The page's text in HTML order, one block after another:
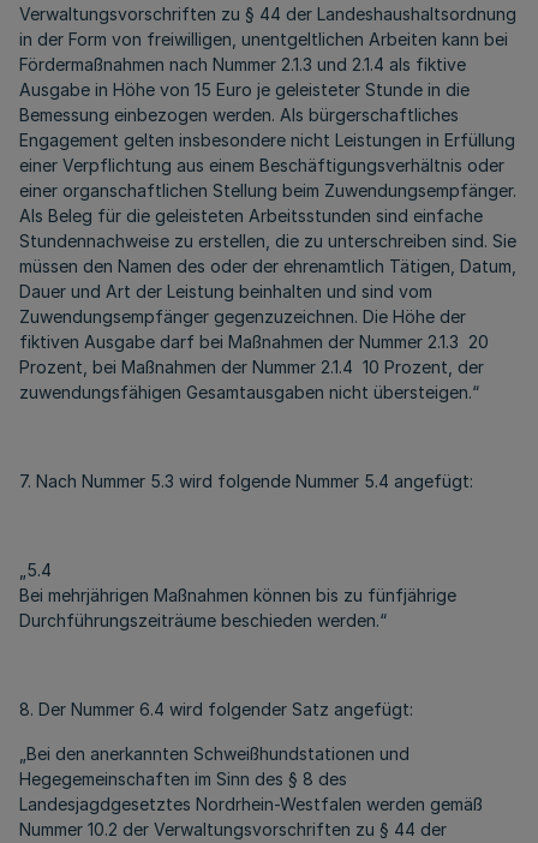
Verwaltungsvorschriften zu § 44 der Landeshaushaltsordnung
in der Form von freiwilligen, unentgeltlichen Arbeiten kann bei
Fördermaßnahmen nach Nummer 2.1.3 und 2.1.4 als fiktive
Ausgabe in Höhe von 15 Euro je geleisteter Stunde in die
Bemessung einbezogen werden. Als bürgerschaftliches
Engagement gelten insbesondere nicht Leistungen in Erfüllung
einer Verpflichtung aus einem Beschäftigungsverhältnis oder
einer organschaftlichen Stellung beim Zuwendungsempfänger.
Als Beleg für die geleisteten Arbeitsstunden sind einfache
Stundennachweise zu erstellen, die zu unterschreiben sind. Sie
müssen den Namen des oder der ehrenamtlich Tätigen, Datum,
Dauer und Art der Leistung beinhalten und sind vom
Zuwendungsempfänger gegenzuzeichnen. Die Höhe der
fiktiven Ausgabe darf bei Maßnahmen der Nummer 2.1.3 20
Prozent, bei Maßnahmen der Nummer 2.1.4 10 Prozent, der
zuwendungsfähigen Gesamtausgaben nicht übersteigen.“
7. Nach Nummer 5.3 wird folgende Nummer 5.4 angefügt:
„5.4
Bei mehrjährigen Maßnahmen können bis zu fünfjährige
Durchführungszeiträume beschieden werden.“
8. Der Nummer 6.4 wird folgender Satz angefügt:
„Bei den anerkannten Schweißhundstationen und
Hegegemeinschaften im Sinn des § 8 des
Landesjagdgesetztes Nordrhein-Westfalen werden gemäß
Nummer 10.2 der Verwaltungsvorschriften zu § 44 der